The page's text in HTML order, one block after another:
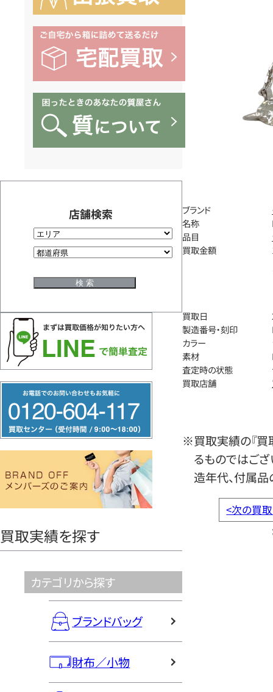
店舗検索
リ
ー
ヤ
買取実績を探す
カテゴリから探す
ブランドバッグ
財布／小物
ブランド
名称
品目
買取金額
買取日
製造番号・刻印
カラー
素材
査定時の状態
買取店舗
※買取実績の『買
るものではござ
造年代、付属品
<次の買